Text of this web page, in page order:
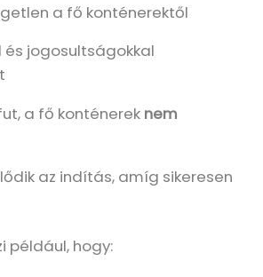
a fő konténerektől
és jogosultságokkal
a fő konténerek nem
az indítás, amíg sikeresen
például, hogy: